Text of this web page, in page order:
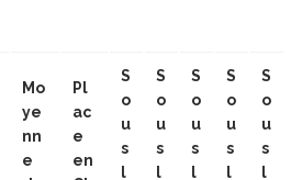
Mo
ye
nn
e
Pl
ac
e
en
S
o
u
s
l
S
o
u
s
l
S
o
u
s
l
S
o
u
s
l
S
o
u
s
l